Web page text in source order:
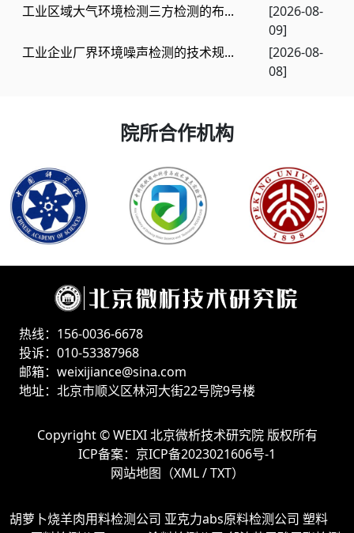
工业区域大气环境检测三方检测的布...
[2026-08-
09]
工业企业厂界环境噪声检测的技术规...
[2026-08-
08]
院所合作机构
热线：156-0036-6678
投诉：010-53387968
邮箱：weixijiance@sina.com
地址：北京市顺义区林河大街22号院9号楼
Copyright ©WEIXI 北京微析技术研究院版权所有
ICP备案： 京ICP备2023021606号-1
网站地图（XML/TXT）
胡萝卜烧羊肉用料检测公司 亚克力abs原料检测公司 塑料